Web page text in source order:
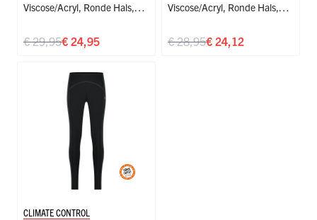
Viscose/Acryl, Ronde Hals,
€ 24,95
€ 29,95
Viscose/Acryl, Ronde Hals,
€ 24,12
€ 28,95
CLIMATE CONTROL